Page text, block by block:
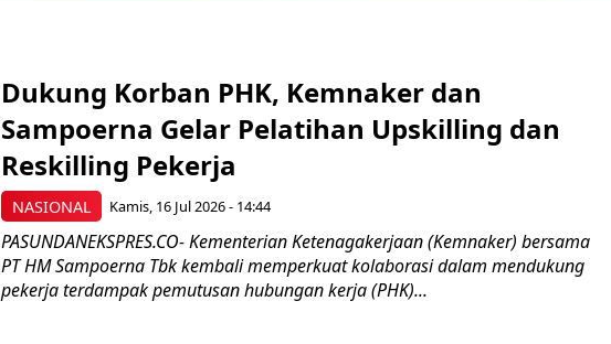
NASIONAL
Dukung Korban PHK, Kemnaker dan
Sampoerna Gelar Pelatihan Upskilling dan
Reskilling Pekerja
Kamis, 16 Jul 2026 - 14:44
PASUNDANEKSPRES.CO- Kementerian Ketenagakerjaan (Kemnaker) bersama
PT HM Sampoerna Tbk kembali memperkuat kolaborasi dalam mendukung
pekerja terdampak pemutusan hubungan kerja (PHK)...